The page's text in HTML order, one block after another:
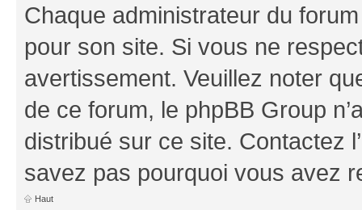
Chaque administrateur du
pour son site. Si vous ne
avertissement. Veuillez noter
de ce forum, le phpBB Group
distribué sur ce site. Contactez
savez pas pourquoi vous avez
Haut